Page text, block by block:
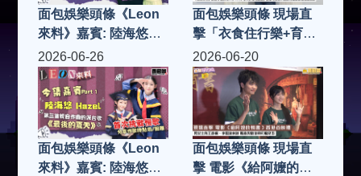
面包娛樂頭條《Leon
來料》嘉賓: 陸海悠
Hazel (Part 2)
面包娛樂頭條 現場直
擊「衣食住行樂+育」
慈善活動啟動禮「慈善
女王」趙曾學韞教授率
領「大中華文化全球協
會」凝聚社會各界慈善
力量 籌款助基層家庭
2026-06-26
面包娛樂頭條《Leon
來料》嘉賓: 陸海悠
2026-06-20
面包娛樂頭條 現場直
擊 電影《給阿嬤的情